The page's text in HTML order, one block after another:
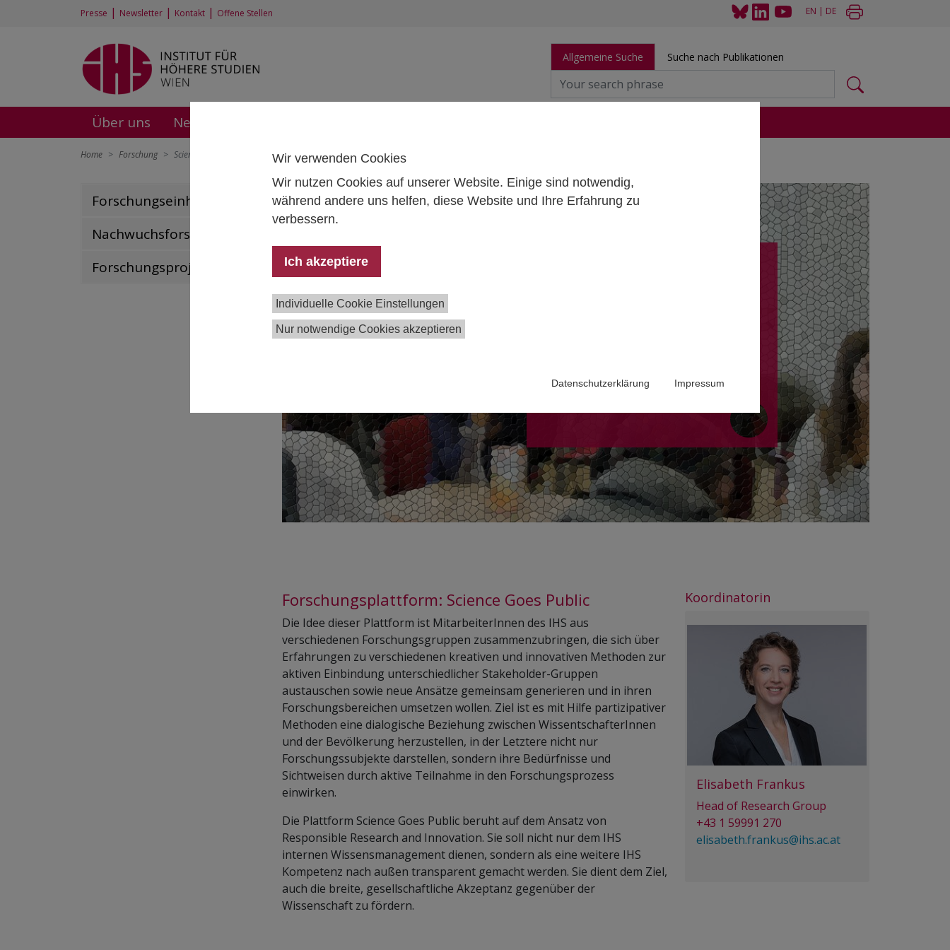
Wir verwenden Cookies
Wir nutzen Cookies auf unserer Website. Einige sind notwendig,
während andere uns helfen, diese Website und Ihre Erfahrung zu
verbessern.
Ich akzeptiere
Individuelle Cookie Einstellungen
Nur notwendige Cookies akzeptieren
Datenschutzerklärung Impressum
Presse | Newsletter | Kontakt | Offene Stellen EN | DE
Allgemeine Suche Suche nach Publikationen
Über uns News und Events
Home Forschung Science Goes Public
Forschungseinheiten
Nachwuchsforschungsgruppen
Forschungsprojekte
Forschungsplattform: Science Goes Public
Die Idee dieser Plattform ist MitarbeiterInnen des IHS aus
verschiedenen Forschungsgruppen zusammenzubringen, die sich über
Erfahrungen zu verschiedenen kreativen und innovativen Methoden zur
aktiven Einbindung unterschiedlicher Stakeholder-Gruppen
austauschen sowie neue Ansätze gemeinsam generieren und in ihren
Forschungsbereichen umsetzen wollen. Ziel ist es mit Hilfe partizipativer
Methoden eine dialogische Beziehung zwischen WissentschafterInnen
und der Bevölkerung herzustellen, in der Letztere nicht nur
Forschungssubjekte darstellen, sondern ihre Bedürfnisse und
Sichtweisen durch aktive Teilnahme in den Forschungsprozess
einwirken.
Die Plattform Science Goes Public beruht auf dem Ansatz von
Responsible Research and Innovation. Sie soll nicht nur dem IHS
internen Wissensmanagement dienen, sondern als eine weitere IHS
Kompetenz nach außen transparent gemacht werden. Sie dient dem Ziel,
auch die breite, gesellschaftliche Akzeptanz gegenüber der
Wissenschaft zu fördern.
Koordinatorin
Elisabeth Frankus
Head of Research Group
+43 1 59991 270
elisabeth.frankus@ihs.ac.at